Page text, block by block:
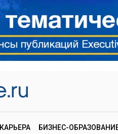
КАРЬЕРА БИЗНЕС-